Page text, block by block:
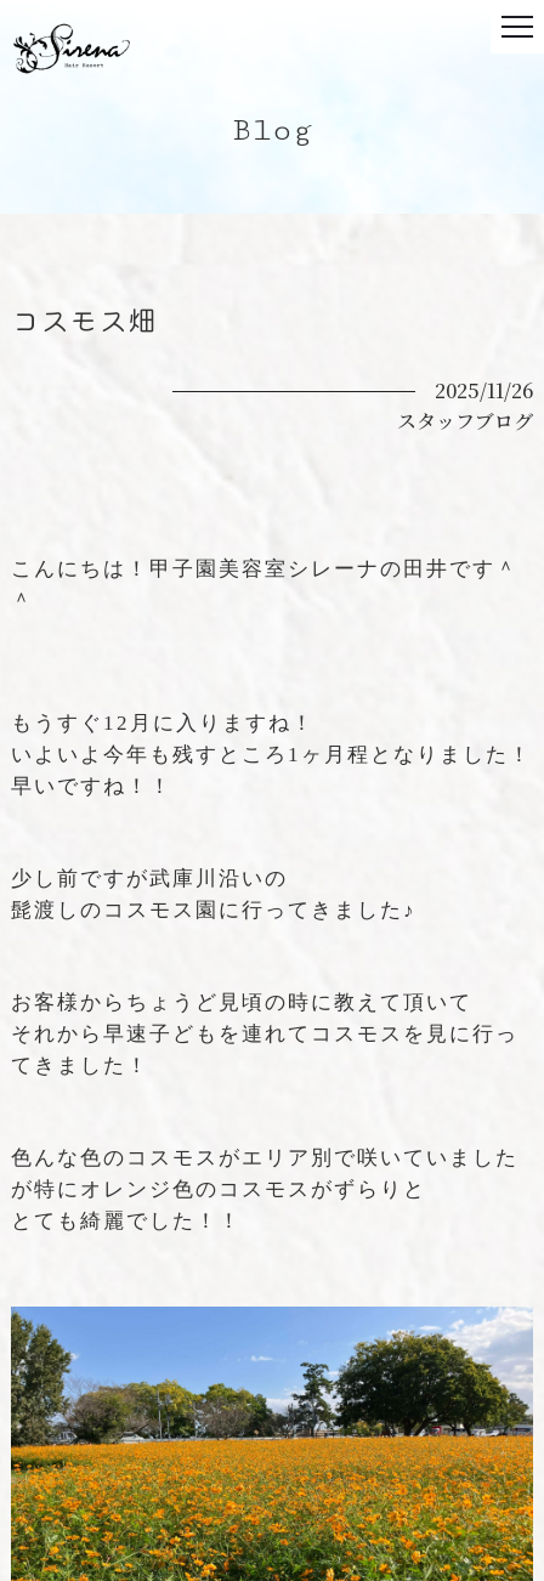
Blog
コスモス畑
2025/11/26
スタッフブログ
こんにちは！甲子園美容室シレーナの田井です＾
＾
もうすぐ12月に入りますね！
いよいよ今年も残すところ1ヶ月程となりました！
早いですね！！
少し前ですが武庫川沿いの
髭渡しのコスモス園に行ってきました♪
お客様からちょうど見頃の時に教えて頂いて
それから早速子どもを連れてコスモスを見に行っ
てきました！
色んな色のコスモスがエリア別で咲いていました
が特にオレンジ色のコスモスがずらりと
とても綺麗でした！！